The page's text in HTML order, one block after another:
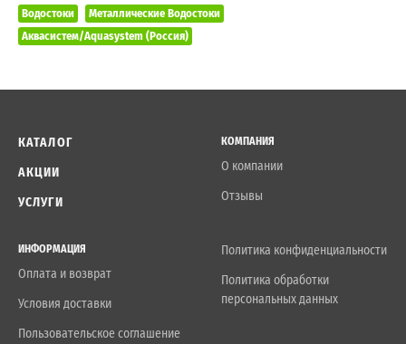
Водостоки
Металлические Водостоки
Аквасистем/Aquasystem (Россия)
КАТАЛОГ
АКЦИИ
УСЛУГИ
КОМПАНИЯ
О компании
Отзывы
ИНФОРМАЦИЯ
Оплата и возврат
Условия доставки
Пользовательское соглашение
Политика конфиденциальности
Политика обработки
персональных данных